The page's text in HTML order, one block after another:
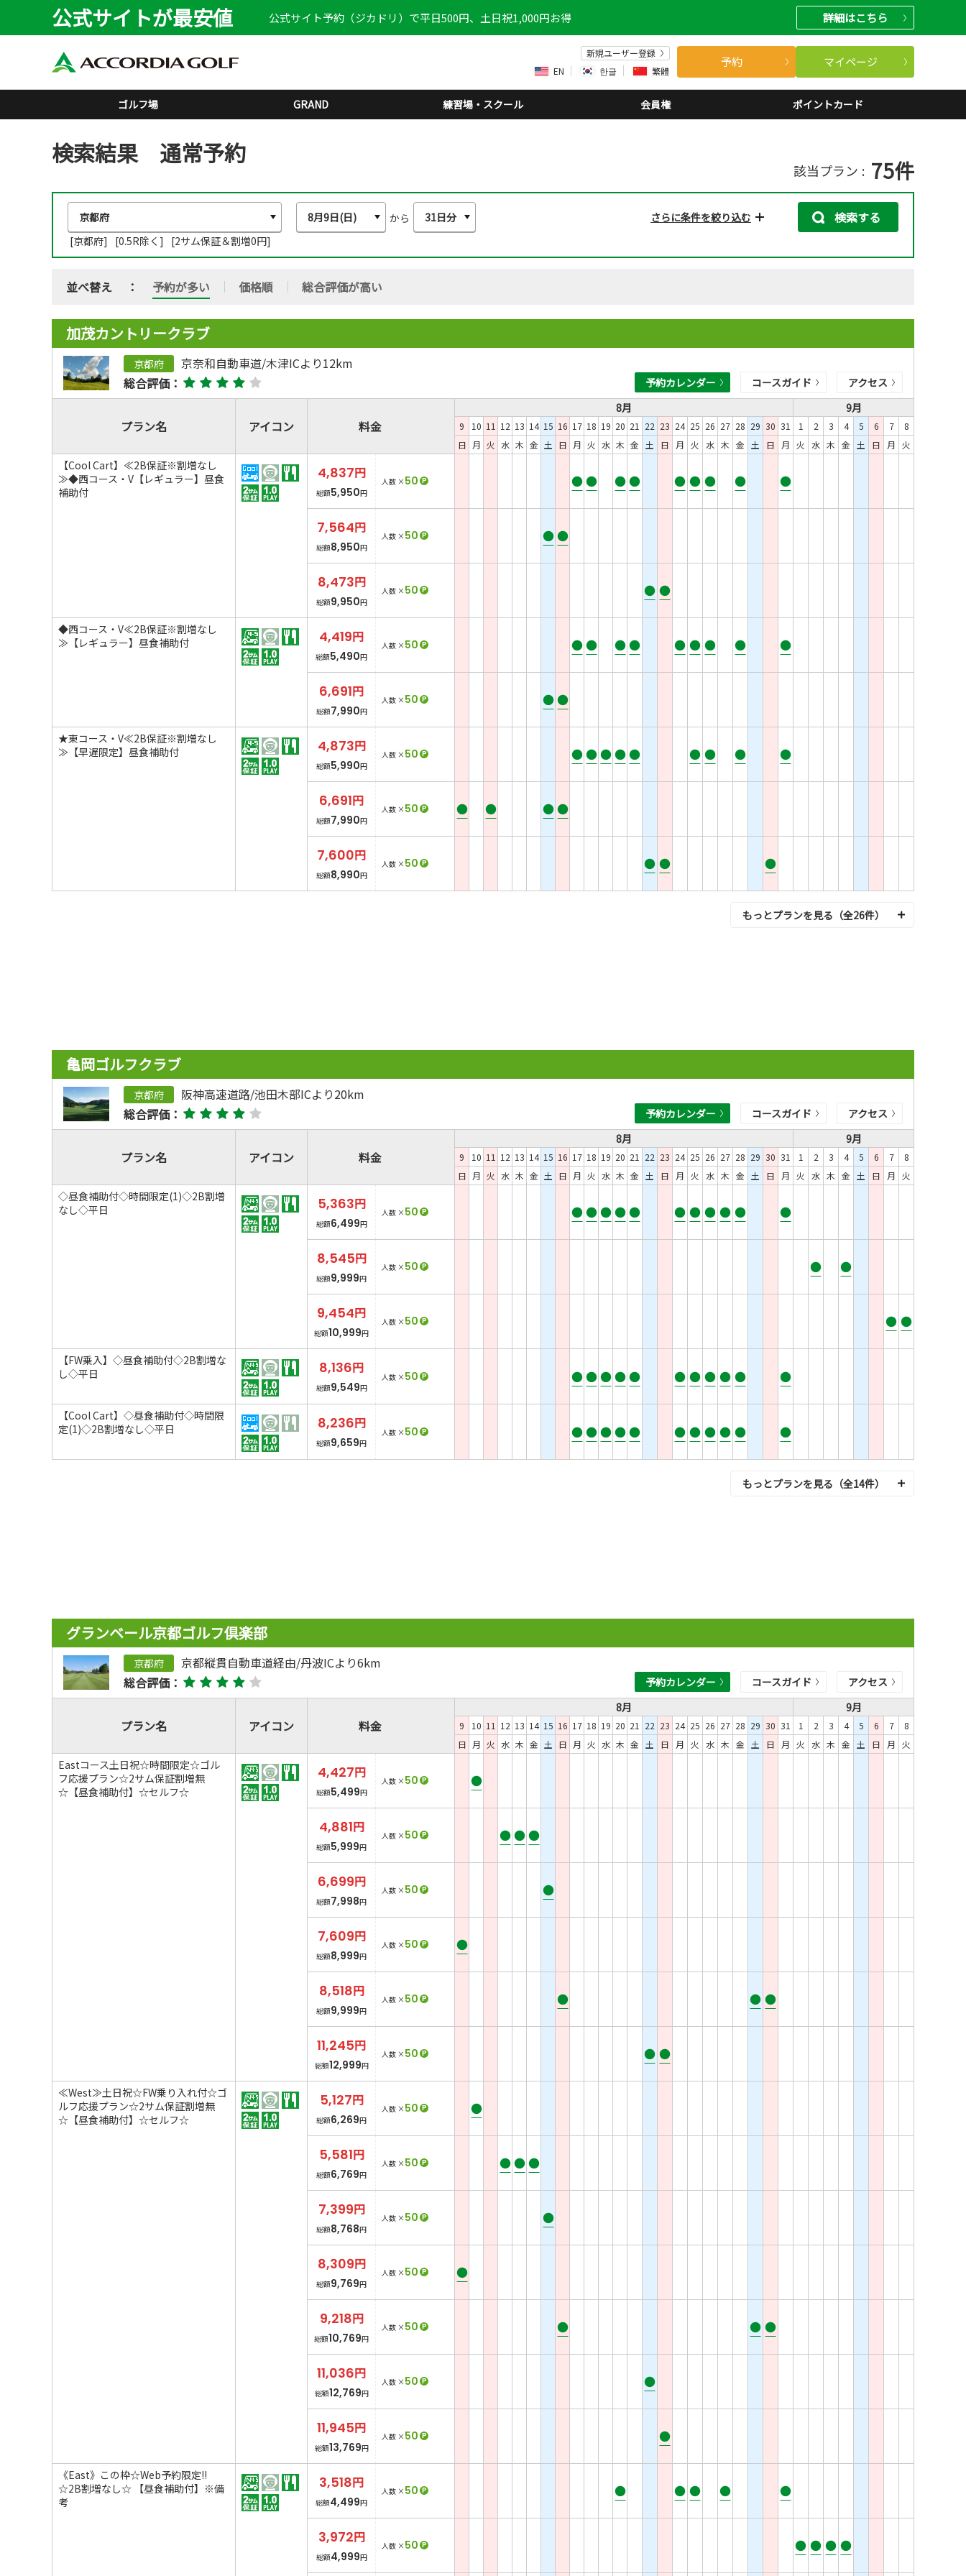
公式サイトが最安値 公式サイト予約（ジカドリ）で平日500円、土日祝1,000円お得 詳細はこちら
新規ユーザー登録
EN
한글 繁體
予約 マイページ
ゴルフ場 GRAND 練習場・スクール 会員権 ポイントカード
検索結果 通常予約
該当プラン 75件
から さらに条件を絞り込む 検索する
[京都府] [0.5R除く] [2サム保証＆割増0円]
並べ替え 予約が多い 価格順 総合評価が高い
加茂カントリークラブ
京都府
京奈和自動車道/木津ICより12km
総合評価：
予約カレンダー コースガイド アクセス
プラン名 アイコン 料金
8月 9月
9 10 11 12 13 14 15 16 17 18 19 20 21 22 23 24 25 26 27 28 29 30 31 1 2 3 4 5 6 7
8
日 月 火 水 木 金 土 日 月 火 水 木 金 土 日 月 火 水 木 金 土 日 月 火 水 木 金 土 日 月 火
【Cool Cart】≪2B保証※割増なし
≫◆西コース・V【レギュラー】昼食
補助付
4,837円
総額5,950円
人数 × 50 P ●● ●● ● ● ● ● ●
7,564円
総額8,950円
人数 × 50 P ●●
8,473円
総額9,950円
人数 × 50 P ● ●
◆西コース・V≪2B保証※割増なし
≫【レギュラー】昼食補助付
4,419円
総額5,490円
人数 × 50 P ●● ●● ● ● ● ● ●
6,691円
総額7,990円
人数 × 50 P ●●
★東コース・V≪2B保証※割増なし
≫【早遅限定】昼食補助付
4,873円
総額5,990円
人数 × 50 P ●●●●● ● ● ● ●
6,691円
総額7,990円
人数 × 50 P ● ● ●●
7,600円
総額8,990円
人数 × 50 P ● ● ●
もっとプランを見る（全26件）
亀岡ゴルフクラブ
京都府
阪神高速道路/池田木部ICより20km
総合評価：
予約カレンダー コースガイド アクセス
プラン名 アイコン 料金
8月 9月
9 10 11 12 13 14 15 16 17 18 19 20 21 22 23 24 25 26 27 28 29 30 31 1 2 3 4 5 6 7
8
日 月 火 水 木 金 土 日 月 火 水 木 金 土 日 月 火 水 木 金 土 日 月 火 水 木 金 土 日 月 火
◇昼食補助付◇時間限定(1)◇2B割増
なし◇平日
5,363円
総額6,499円
人数 × 50 P ●●●●● ● ● ● ● ● ●
8,545円
総額9,999円
人数 × 50 P ● ●
9,454円
総額10,999円
人数 × 50 P ● ●
【FW乗入】◇昼食補助付◇2B割増な
し◇平日
8,136円
総額9,549円
人数 × 50 P ●●●●● ● ● ● ● ● ●
【Cool Cart】◇昼食補助付◇時間限
定(1)◇2B割増なし◇平日
8,236円
総額9,659円
人数 × 50 P ●●●●● ● ● ● ● ● ●
もっとプランを見る（全14件）
グランベール京都ゴルフ倶楽部
京都府
京都縦貫自動車道経由/丹波ICより6km
総合評価：
予約カレンダー コースガイド アクセス
プラン名 アイコン 料金
8月 9月
9 10 11 12 13 14 15 16 17 18 19 20 21 22 23 24 25 26 27 28 29 30 31 1 2 3 4 5 6 7
8
日 月 火 水 木 金 土 日 月 火 水 木 金 土 日 月 火 水 木 金 土 日 月 火 水 木 金 土 日 月 火
Eastコース土日祝☆時間限定☆ゴル
フ応援プラン☆2サム保証割増無
☆【昼食補助付】☆セルフ☆
4,427円
総額5,499円
人数 × 50 P ●
4,881円
総額5,999円
人数 × 50 P ●●●
6,699円
総額7,998円
人数 × 50 P ●
7,609円
総額8,999円
人数 × 50 P ●
8,518円
総額9,999円
人数 × 50 P ● ● ●
11,245円
総額12,999円
人数 × 50 P ● ●
≪West≫土日祝☆FW乗り入れ付☆ゴ
ルフ応援プラン☆2サム保証割増無
☆【昼食補助付】☆セルフ☆
5,127円
総額6,269円
人数 × 50 P ●
5,581円
総額6,769円
人数 × 50 P ●●●
7,399円
総額8,768円
人数 × 50 P ●
8,309円
総額9,769円
人数 × 50 P ●
9,218円
総額10,769円
人数 × 50 P ● ● ●
11,036円
総額12,769円
人数 × 50 P ●
11,945円
総額13,769円
人数 × 50 P ●
《East》この枠☆Web予約限定!!
☆2B割増なし☆ 【昼食補助付】※備
考
3,518円
総額4,499円
人数 × 50 P ● ● ● ● ●
3,972円
総額4,999円
人数 × 50 P ● ● ● ●